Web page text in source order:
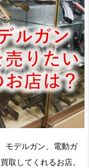
モデルガン、電動ガ
取してくれるお店。